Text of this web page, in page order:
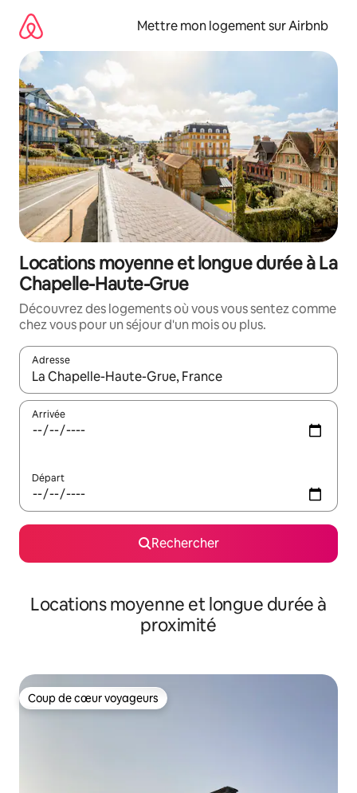
directement
contenu
Mettre mon logement sur Airbnb
Locations moyenne et longue durée à La
Chapelle-Haute-Grue
Découvrez des logements où vous vous sentez comme
chez vous pour un séjour d'un mois ou plus.
Adresse
Lorsque les résultats s'affichent, utilisez les flèches vers le
Arrivée
Départ
Rechercher
Locations moyenne et longue durée à
proximité
Coup de cœur voyageurs
Coup de cœur voyageurs